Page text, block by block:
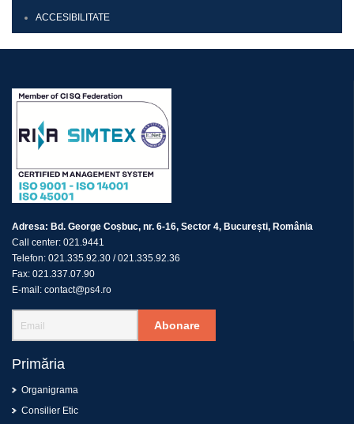
ACCESIBILITATE
Adresa: Bd. George Coșbuc, nr. 6-16, Sector 4, București, România
Call center: 021.9441
Telefon: 021.335.92.30 /021.335.92.36
Fax: 021.337.07.90
E-mail: contact@ps4.ro
Abonare
Primăria
Organigrama
Consilier Etic